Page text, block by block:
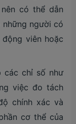
có thể dẫn
người có
viên hoặc
các chỉ số như
việc đo tách
chính xác và
cơ thể của